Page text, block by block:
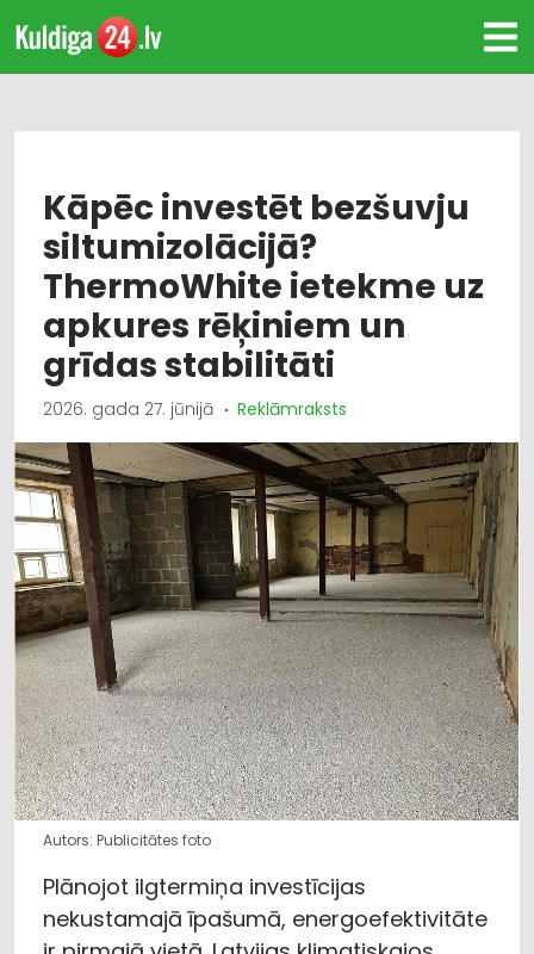
Kāpēc investēt bezšuvju
siltumizolācijā?
ThermoWhite ietekme uz
apkures rēķiniem un
grīdas stabilitāti
2026. gada 27. jūnijā Reklāmraksts
Autors: Publicitātes foto
Plānojot ilgtermiņa investīcijas
nekustamajā īpašumā, energoefektivitāte